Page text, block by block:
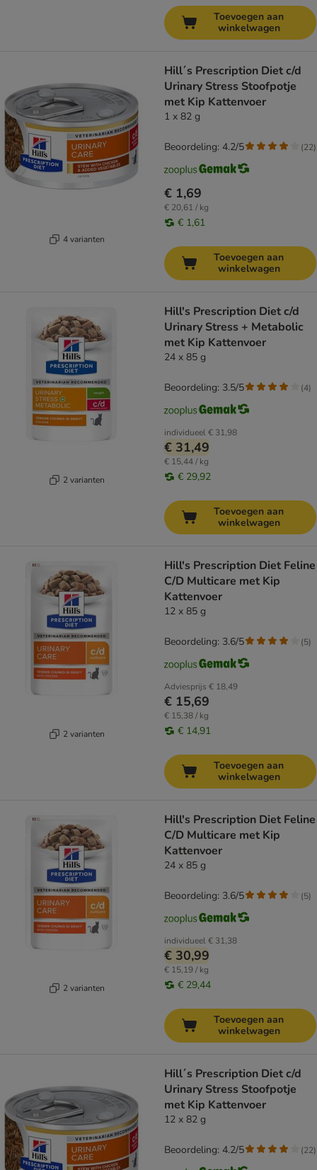
Toevoegen aan
winkelwagen
4 varianten
Hill´s Prescription Diet c/d
Urinary Stress Stoofpotje
met Kip Kattenvoer
1 x 82 g
€ 1,69
€ 20,61 / kg
€ 1,61
Beoordeling: 4.2/5 (22)
Toevoegen aan
winkelwagen
2 varianten
Hill's Prescription Diet c/d
Urinary Stress + Metabolic
met Kip Kattenvoer
24 x 85 g
individueel€ 31,98
€ 31,49
€ 15,44 / kg
€ 29,92
Beoordeling: 3.5/5 (4)
Toevoegen aan
winkelwagen
2 varianten
Hill's Prescription Diet Feline
C/D Multicare met Kip
Kattenvoer
12 x 85 g
Adviesprijs € 18,49
€ 15,69
€ 15,38 / kg
€ 14,91
Beoordeling: 3.6/5 (5)
Toevoegen aan
winkelwagen
2 varianten
Hill's Prescription Diet Feline
C/D Multicare met Kip
Kattenvoer
24 x 85 g
individueel€ 31,38
€ 30,99
€ 15,19 / kg
€ 29,44
Beoordeling: 3.6/5 (5)
Toevoegen aan
winkelwagen
Hill´s Prescription Diet c/d
Urinary Stress Stoofpotje
met Kip Kattenvoer
12 x 82 g
Beoordeling: 4.2/5 (22)